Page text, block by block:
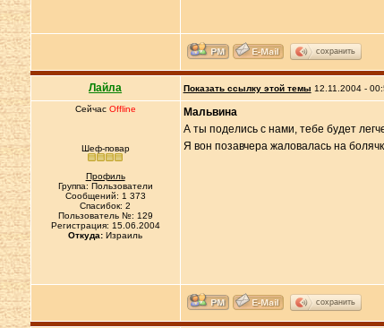
сохранить
Лайла Показать ссылку этой темы 12.11.2004 -
Сейчас Offline
Шеф-повар
Профиль
Группа: Пользователи
Сообщений: 1 373
Спасибок: 2
Пользователь №: 129
Регистрация: 15.06.2004
Откуда: Израиль
Мальвина
А ты поделись с нами, тебе будет
Я вон позавчера жаловалась на
сохранить